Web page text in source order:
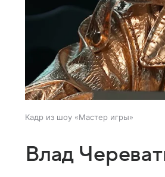
Кадр из шоу «Мастер игры»
Влад